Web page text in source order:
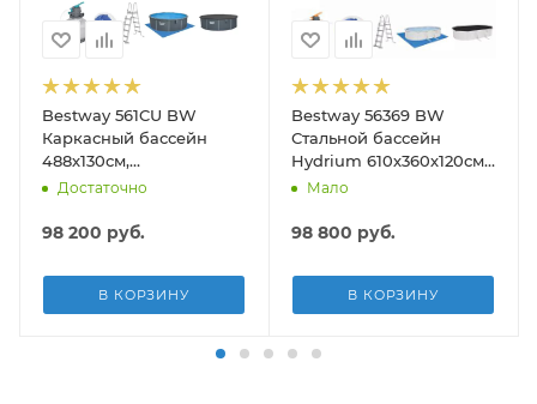
для дна, шланг 6м, ручка 190см)
Bestway 561CU BW
Каркасный бассейн
488х130см,
композитный, 21490л,
лестн, тент, подст, дисп.
Достаточно
98 200 руб.
В КОРЗИНУ
Bestway 56369 BW
Стальной бассейн
Hydrium 610х360х120см,
19929л, песч.фил.-нас
подст.
Мало
98 800 руб.
В КОРЗИНУ